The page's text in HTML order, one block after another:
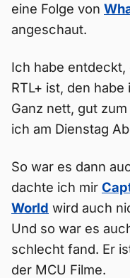
eine Folge von
angeschaut.
Ich habe entdeckt,
RTL+ ist, den
Ganz nett, gut
ich am Dienstag
So war es dann
dachte ich mir
World wird auch
Und so war es
schlecht fand. Er
der MCU Filme.